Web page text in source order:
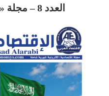
العدد 8 – مجلة «الإقتصاد العربي»